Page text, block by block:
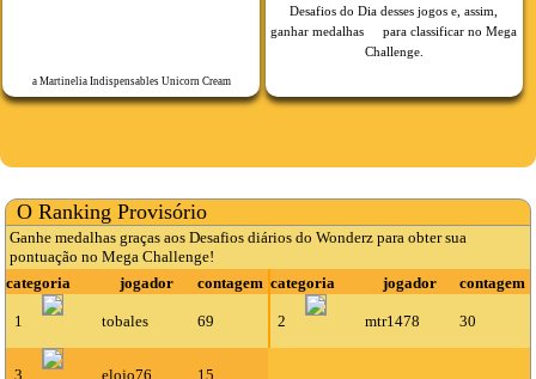
a Martinelia Indispensables Unicorn Cream
Desafios do Dia desses jogos e, assim,
ganhar medalhas
para classificar no Mega
Challenge.
O Ranking Provisório
Ganhe medalhas graças aos Desafios diários do Wonderz para obter sua
pontuação no Mega Challenge!
categoria
jogador contagem categoria jogador contagem
1 tobales 69 2 mtr1478 30
3 elojo76 15